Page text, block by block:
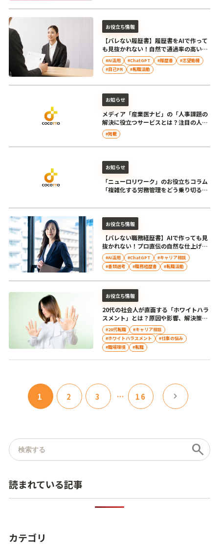
【バレない履歴書】履歴書をAIで作って
も見抜かれない！自然で通過率の高い履
歴書のつくり方
お役立ち情報
#AI活用 #ChatGPT #履歴書
#志望動機
#自己PR
#転職活動
メディア「産業医ナビ」の「人事課題の
解決に役立つサービスとは？注目の人事
支援企業を厳選紹介」に当社が掲載...
お知らせ
#掲載
「ニューロリワーク」のお役立ちコラム
「複雑化する労務管理をどう乗り切る？
お知らせ
【バレない職務経歴書】AIで作っても見
抜かれない！プロ直伝の自然な仕上げ方
と注意点
お役立ち情報
#AI活用 #ChatGPT
#キャリア相談
#書類選考
#職務経歴書 #転職活動
20代の社会人が直面する「ホワイトハラ
スメント」とは？原因や影響、解決策を
解説
お役立ち情報
#20代転職
#キャリア相談
#ホワイトハラスメント
#仕事の悩み
#職場環境
#転職
1 2 3 … 16 chevron_right
記事を検索 search
読まれている記事
カテゴリ